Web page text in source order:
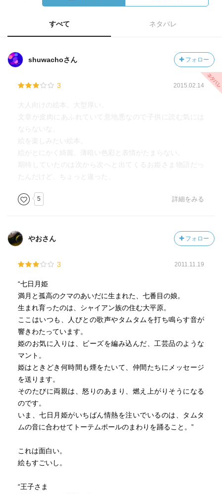
すべて ネタバレ
shuwachoさん フォロー
3 2015.02.14
大人向けの絵本。大型厚い。
文章が皮肉にあふれていて意地悪なので子供に読む気には
ならないな。
絵を楽しみたい絵本。
絵がとにかく綺麗。薄暗い色彩と表情がたまらない。
期待していたのは次から次へと出てくるお姫さま物語だっ
たんだけど、ちょっと違った。
5 詳細をみる
やおさん フォロー
3 2011.11.19
“七日月姫
満月と孤高のクマのあいだに生まれた、七番目の娘。
生まれ育ったのは、シャイアン族の住む大平原。
ここはいつも、人びとの歌声やタムタムを打ち鳴らす音が
響きわたっています。
姫のお気に入りは、ビーズを編み込んだ、工芸品のような
マント。
姫はときどき何時間も煙をたいて、仲間たちにメッセージ
を送ります。
そのたびに両親は、怒りのあまり、燃え上がりそうになる
のです。
いま、七日月姫がいちばん情熱を注いでいるのは、タムタ
ムの音に合わせてトーテムポールのまわりを踊ること。”
これは面白い。
絵もすごいし。
“王子さま